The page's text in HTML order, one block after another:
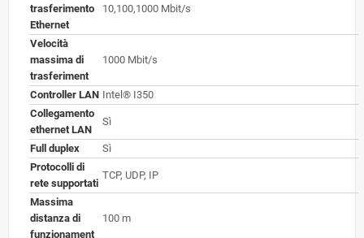
trasferimento
Ethernet
10,100,1000 Mbit/s
Velocità
massima di
trasferiment
1000 Mbit/s
Controller LAN Intel® I350
Collegamento
ethernet LAN
Sì
Full duplex
Sì
Protocolli di
rete supportati
TCP, UDP, IP
Massima
distanza di
funzionament
100 m